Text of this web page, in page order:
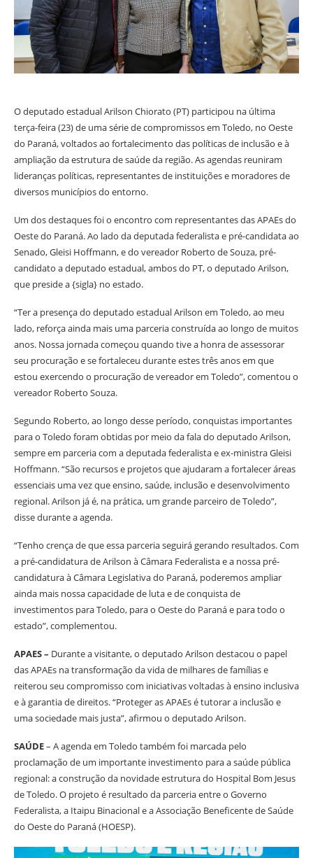
O deputado estadual Arilson Chiorato (PT) participou na última
terça-feira (23) de uma série de compromissos em Toledo, no Oeste
do Paraná, voltados ao fortalecimento das políticas de inclusão e à
ampliação da estrutura de saúde da região. As agendas reuniram
lideranças políticas, representantes de instituições e moradores de
diversos municípios do entorno.
Um dos destaques foi o encontro com representantes das APAEs do
Oeste do Paraná. Ao lado da deputada federalista e pré-candidata ao
Senado, Gleisi Hoffmann, e do vereador Roberto de Souza, pré-
candidato a deputado estadual, ambos do PT, o deputado Arilson,
que preside a {sigla} no estado.
“Ter a presença do deputado estadual Arilson em Toledo, ao meu
lado, reforça ainda mais uma parceria construída ao longo de muitos
anos. Nossa jornada começou quando tive a honra de assessorar
seu procuração e se fortaleceu durante estes três anos em que
estou exercendo o procuração de vereador em Toledo”, comentou o
vereador Roberto Souza.
Segundo Roberto, ao longo desse período, conquistas importantes
para o Toledo foram obtidas por meio da fala do deputado Arilson,
sempre em parceria com a deputada federalista e ex-ministra Gleisi
Hoffmann. “São recursos e projetos que ajudaram a fortalecer áreas
essenciais uma vez que ensino, saúde, inclusão e desenvolvimento
regional. Arilson já é, na prática, um grande parceiro de Toledo”,
disse durante a agenda.
“Tenho crença de que essa parceria seguirá gerando resultados. Com
a pré-candidatura de Arilson à Câmara Federalista e a nossa pré-
candidatura à Câmara Legislativa do Paraná, poderemos ampliar
ainda mais nossa capacidade de luta e de conquista de
investimentos para Toledo, para o Oeste do Paraná e para todo o
estado”, complementou.
APAES – Durante a visitante, o deputado Arilson destacou o papel
das APAEs na transformação da vida de milhares de famílias e
reiterou seu compromisso com iniciativas voltadas à ensino inclusiva
e à garantia de direitos. “Proteger as APAEs é tutorar a inclusão e
uma sociedade mais justa”, afirmou o deputado Arilson.
SAÚDE– A agenda em Toledo também foi marcada pelo
proclamação de um importante investimento para a saúde pública
regional: a construção da novidade estrutura do Hospital Bom Jesus
de Toledo. O projeto é resultado da parceria entre o Governo
Federalista, a Itaipu Binacional e a Associação Beneficente de Saúde
do Oeste do Paraná (HOESP).